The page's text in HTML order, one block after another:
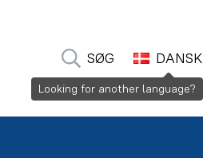
SØG DANSK
Looking for another language?